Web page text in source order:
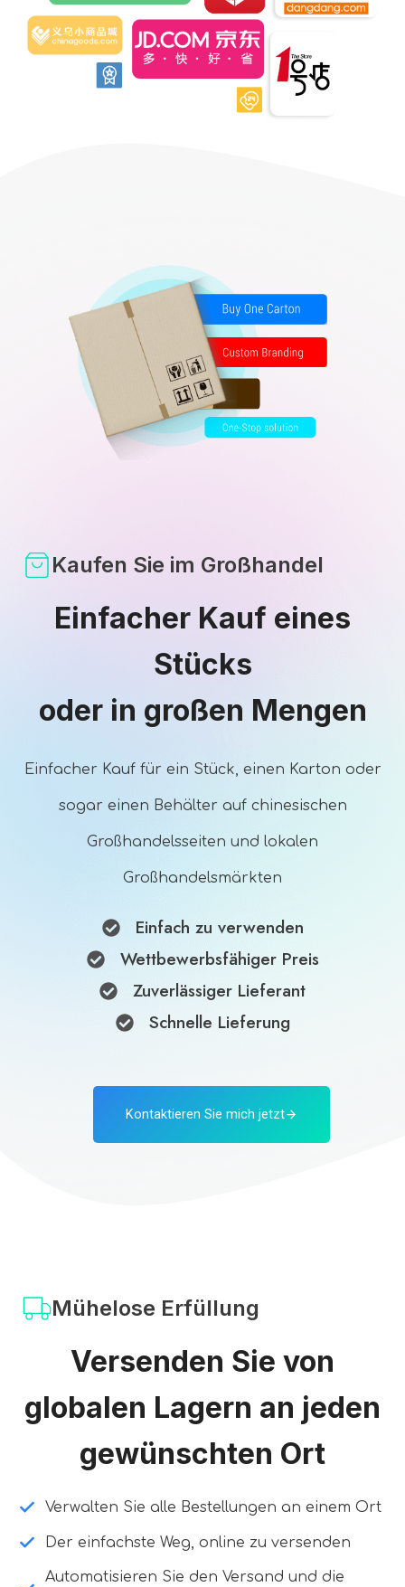
Kaufen Sie im Großhandel
Einfacher Kauf eines
Stücks
oder in großen Mengen
Einfacher Kauf für ein Stück, einen Karton oder
sogar einen Behälter auf chinesischen
Großhandelsseiten und lokalen
Großhandelsmärkten
Einfach zu verwenden
Wettbewerbsfähiger Preis
Zuverlässiger Lieferant
Schnelle Lieferung
Kontaktieren Sie mich jetzt
Mühelose Erfüllung
Versenden Sie von
globalen Lagern an jeden
gewünschten Ort
Verwalten Sie alle Bestellungen an einem Ort
Der einfachste Weg, online zu versenden
Automatisieren Sie den Versand und die